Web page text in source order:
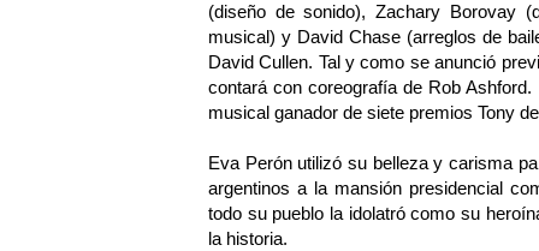
(diseño de sonido), Zachary Borovay
musical) y David Chase (arreglos de
David Cullen. Tal y como se anunció
contará con coreografía de Rob
musical ganador de siete premios Tony
Eva Perón utilizó su belleza y carisma
argentinos a la mansión presidencial
todo su pueblo la idolatró como su
la historia.